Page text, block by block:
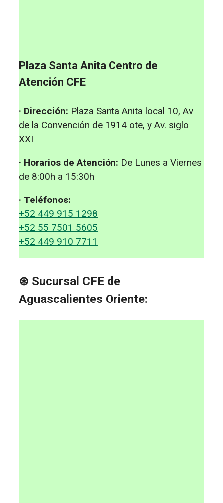
Plaza Santa Anita Centro de
Atención CFE
· Dirección: Plaza Santa Anita local 10, Av
de la Convención de 1914 ote, y Av. siglo
XXI
· Horarios de Atención: De Lunes a Viernes
de 8:00h a 15:30h
· Teléfonos:
+52 449 915 1298
+52 55 7501 5605
+52 449 910 7711
⊛ Sucursal CFE de
Aguascalientes Oriente: